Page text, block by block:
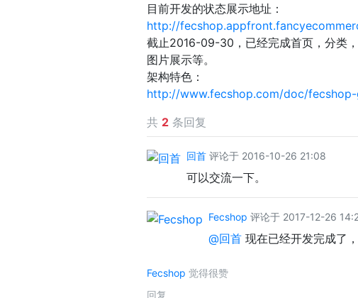
目前开发的状态展示地址：
http://
截止2016-09-30，已经完成首页，分类
图片展示等。
架构特色：
http://www.fecshop.com/doc/
共 2 条回复
回首 评论于 2016-10-26 21:08
可以交流一下。
Fecshop 评论于 2017-12-26
@回首 现在已经开发完成了，
Fecshop 觉得很赞
回复